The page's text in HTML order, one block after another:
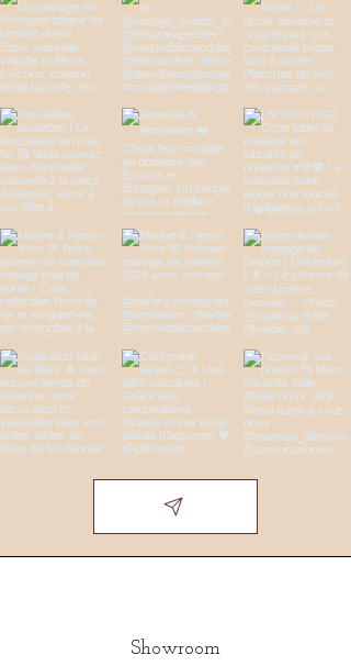
Showroom